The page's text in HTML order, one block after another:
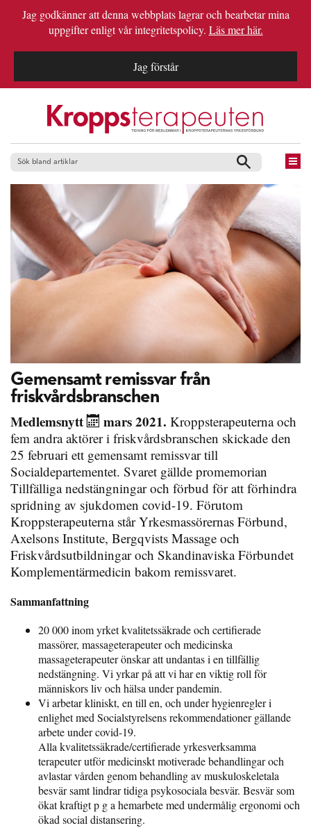
Jag godkänner att denna webbplats lagrar och bearbetar mina
uppgifter enligt vår integritetspolicy. Läs mer här.
Jag förstår
Gemensamt remissvar från
friskvårdsbranschen
Medlemsnytt
mars 2021. Kroppsterapeuterna och
fem andra aktörer i friskvårdsbranschen skickade den
25 februari ett gemensamt remissvar till
Socialdepartementet. Svaret gällde promemorian
Tillfälliga nedstängningar och förbud för att förhindra
spridning av sjukdomen covid-19. Förutom
Kroppsterapeuterna står Yrkesmassörernas Förbund,
Axelsons Institute, Bergqvists Massage och
Friskvårdsutbildningar och Skandinaviska Förbundet
Komplementärmedicin bakom remissvaret.
Sammanfattning
20 000 inom yrket kvalitetssäkrade och certifierade
massörer, massageterapeuter och medicinska
massageterapeuter önskar att undantas i en tillfällig
nedstängning. Vi yrkar på att vi har en viktig roll för
människors liv och hälsa under pandemin.
Vi arbetar kliniskt, en till en, och under hygienregler i
enlighet med Socialstyrelsens rekommendationer gällande
arbete under covid-19.
Alla kvalitetssäkrade/certifierade yrkesverksamma
terapeuter utför medicinskt motiverade behandlingar och
avlastar vården genom behandling av muskuloskeletala
besvär samt lindrar tidiga psykosociala besvär. Besvär som
ökat kraftigt p g a hemarbete med undermålig ergonomi och
ökad social distansering.